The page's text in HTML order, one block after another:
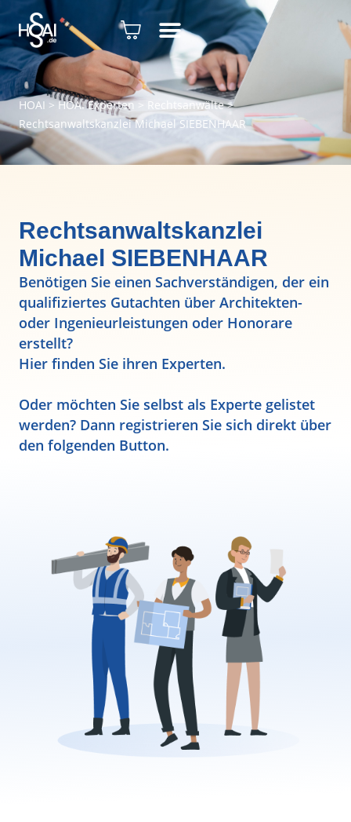
HOAI > HOAI Experten> Rechtsanwälte>
Rechtsanwaltskanzlei Michael SIEBENHAAR
Rechtsanwaltskanzlei
Michael SIEBENHAAR
Benötigen Sie einen Sachverständigen, der ein
qualifiziertes Gutachten über Architekten-
oder Ingenieurleistungen oder Honorare
erstellt?
Hier finden Sie ihren Experten.
Oder möchten Sie selbst als Experte gelistet
werden? Dann registrieren Sie sich direkt über
den folgenden Button.